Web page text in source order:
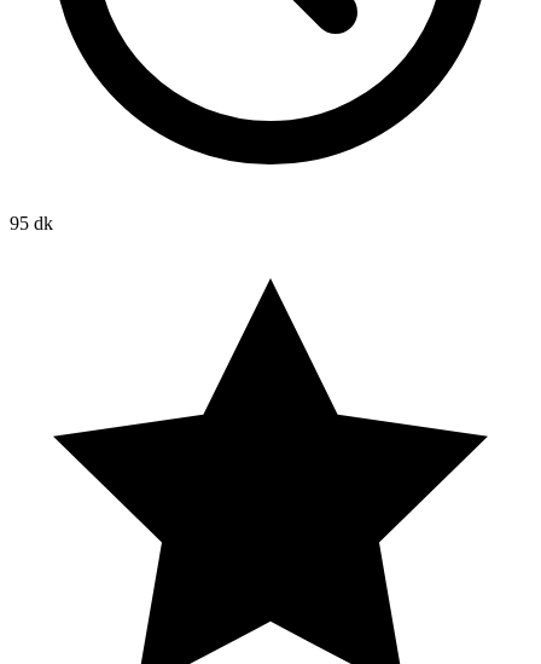
95 dk